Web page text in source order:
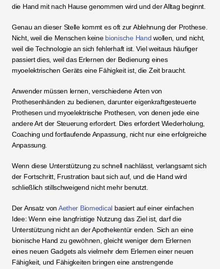
die Hand mit nach Hause genommen wird und der Alltag beginnt.
Genau an dieser Stelle kommt es oft zur Ablehnung der Prothese.
Nicht, weil die Menschen keine bionische Hand wollen, und nicht,
weil die Technologie an sich fehlerhaft ist. Viel weitaus häufiger
passiert dies, weil das Erlernen der Bedienung eines
myoelektrischen Geräts eine Fähigkeit ist, die Zeit braucht.
Anwender müssen lernen, verschiedene Arten von
Prothesenhänden zu bedienen, darunter eigenkraftgesteuerte
Prothesen und myoelektrische Prothesen, von denen jede eine
andere Art der Steuerung erfordert. Dies erfordert Wiederholung,
Coaching und fortlaufende Anpassung, nicht nur eine erfolgreiche
Anpassung.
Wenn diese Unterstützung zu schnell nachlässt, verlangsamt sich
der Fortschritt, Frustration baut sich auf, und die Hand wird
schließlich stillschweigend nicht mehr benutzt.
Der Ansatz von Aether Biomedical basiert auf einer einfachen
Idee: Wenn eine langfristige Nutzung das Ziel ist, darf die
Unterstützung nicht an der Apothekentür enden. Sich an eine
bionische Hand zu gewöhnen, gleicht weniger dem Erlernen
eines neuen Gadgets als vielmehr dem Erlernen einer neuen
Fähigkeit, und Fähigkeiten bringen eine anstrengende